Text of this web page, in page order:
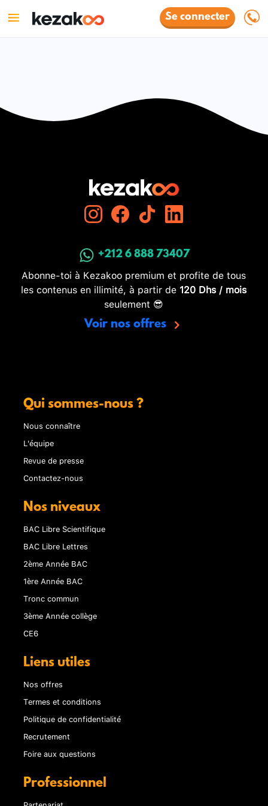
Se connecter
+212 6 888 73407
Abonne-toi à Kezakoo premium et profite de tous
les contenus en illimité, à partir de 120 Dhs / mois
seulement 😎
Voir nos offres
Qui sommes-nous ?
Nous connaître
L'équipe
Revue de presse
Contactez-nous
Nos niveaux
BAC Libre Scientifique
BAC Libre Lettres
2ème Année BAC
1ère Année BAC
Tronc commun
3ème Année collège
CE6
Liens utiles
Nos offres
Termes et conditions
Politique de confidentialité
Recrutement
Foire aux questions
Professionnel